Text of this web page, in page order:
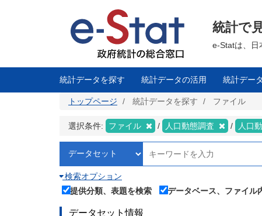
に
統計で
e-Statは、日
統計データを探す 統計データの活用 統計デー
トップページ 統計データを探す ファイル
選択条件: ファイル 人口動態調査 人口
検索オプション
提供分類、表題を検索
データベース、ファイル
データセット情報